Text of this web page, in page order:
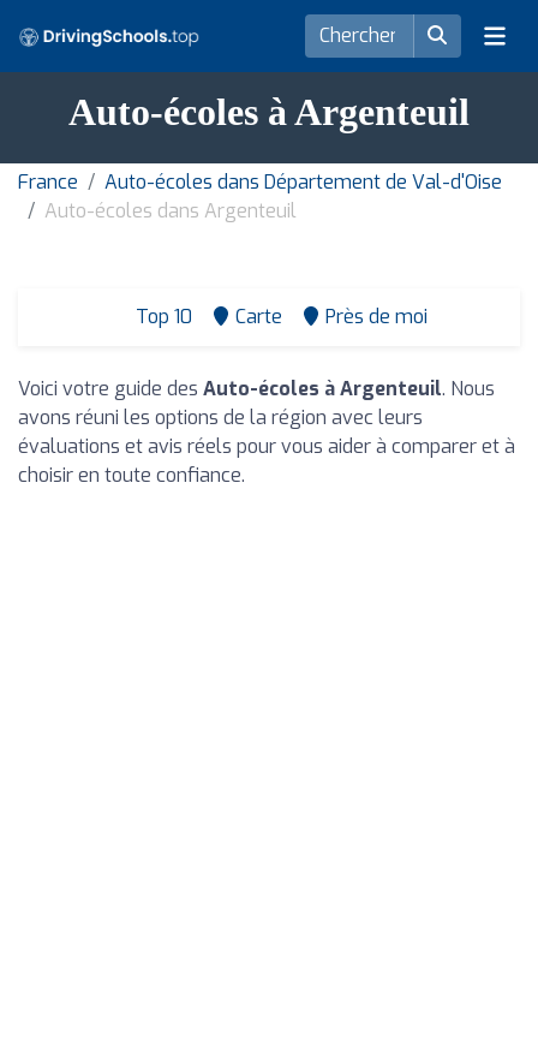
Auto-écoles à Argenteuil
France
Auto-écoles dans Département de Val-d'Oise
Auto-écoles dans Argenteuil
Top 10 Carte Près de moi
Voici votre guide des Auto-écoles à Argenteuil. Nous
avons réuni les options de la région avec leurs
évaluations et avis réels pour vous aider à comparer et à
choisir en toute confiance.